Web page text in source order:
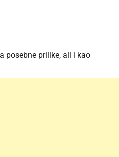
posebne prilike, ali i kao